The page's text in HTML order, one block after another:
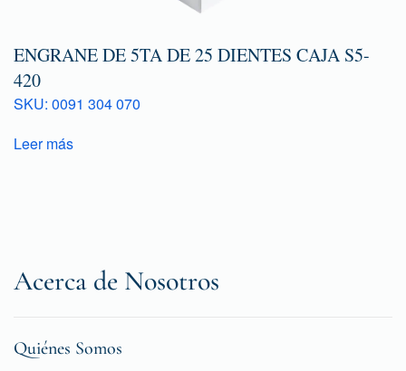
ENGRANE DE 5TA DE 25 DIENTES CAJA S5-
420
SKU: 0091 304 070
Leer más
Acerca de Nosotros
Quiénes Somos